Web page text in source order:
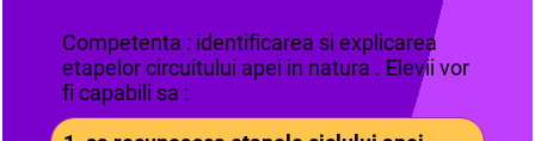
Competenta : identificarea si explicarea
etapelor circuitului apei in natura . Elevii vor
fi capabili sa :